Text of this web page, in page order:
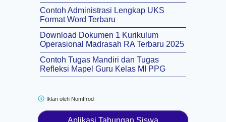
Contoh Administrasi Lengkap UKS
Format Word Terbaru
Download Dokumen 1 Kurikulum
Operasional Madrasah RA Terbaru 2025
Contoh Tugas Mandiri dan Tugas
Refleksi Mapel Guru Kelas MI PPG
Iklan oleh NomIfrod